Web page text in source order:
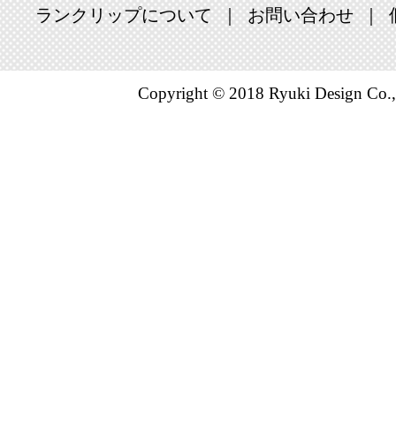
ランクリップについて お問い合わせ
Copyright © 2018 Ryuki Design